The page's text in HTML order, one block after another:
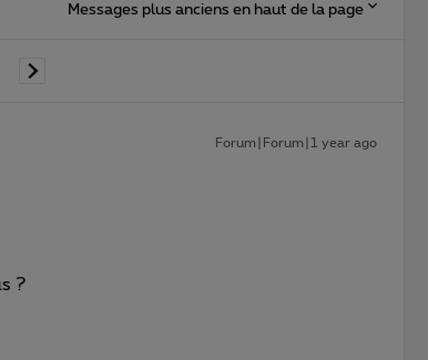
Messages plus anciens en haut de la page
Forum|Forum|1 year ago
?